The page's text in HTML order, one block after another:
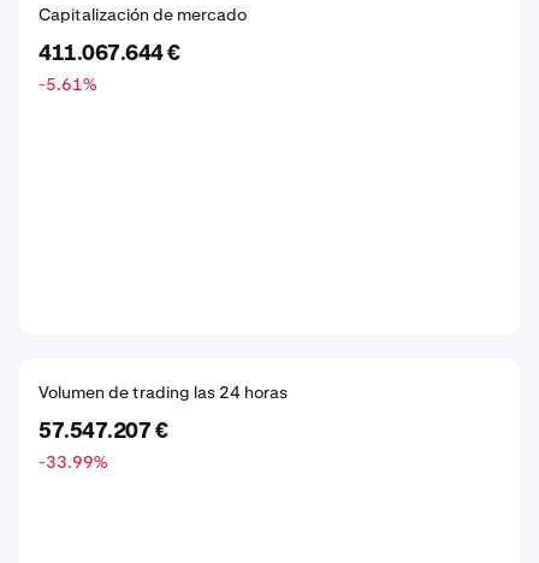
Capitalización de mercado
411.067.644 €
-5.61%
Volumen de trading las 24 horas
57.547.207 €
-33.99%